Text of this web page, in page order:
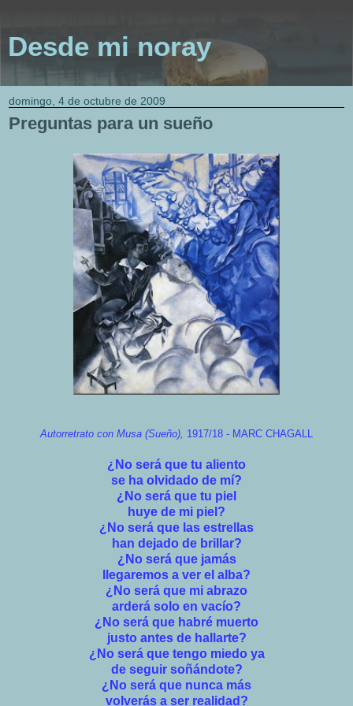
Desde mi noray
domingo, 4 de octubre de 2009
Preguntas para un sueño
Autorretrato con Musa (Sueño), 1917/18 - MARC CHAGALL
¿No será que tu aliento
se ha olvidado de mí?
¿No será que tu piel
huye de mi piel?
¿No será que las estrellas
han dejado de brillar?
¿No será que jamás
llegaremos a ver el alba?
¿No será que mi abrazo
arderá solo en vacío?
¿No será que habré muerto
justo antes de hallarte?
¿No será que tengo miedo ya
de seguir soñándote?
¿No será que nunca más
volverás a ser realidad?